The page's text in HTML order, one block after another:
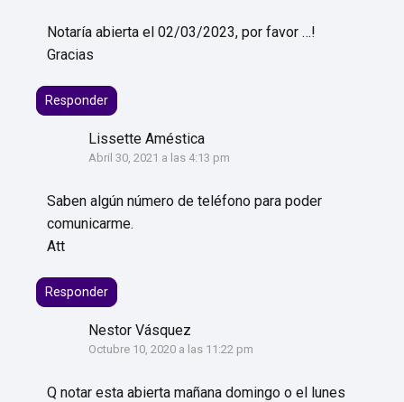
Notaría abierta el 02/03/2023, por favor …!
Gracias
Responder
Lissette Améstica
Abril 30, 2021 a las 4:13 pm
Saben algún número de teléfono para poder
comunicarme.
Att
Responder
Nestor Vásquez
Octubre 10, 2020 a las 11:22 pm
Q notar esta abierta mañana domingo o el lunes